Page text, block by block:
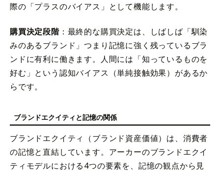
際の「プラスのバイアス」として機能します。
購買決定段階：最終的な購買決定は、しばしば「馴染
みのあるブランド」つまり記憶に強く残っているブラ
ンドに有利に働きます。人間には「知っているものを
好む」という認知バイアス（単純接触効果）があるか
らです。
ブランドエクイティと記憶の関係
ブランドエクイティ（ブランド資産価値）は、消費者
の記憶と直結しています。アーカーのブランドエクイ
ティモデルにおける4つの要素を、記憶の観点から見